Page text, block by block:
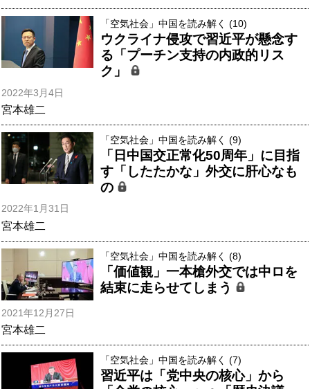
「空気社会」中国を読み解く (10)
ウクライナ侵攻で習近平が懸念す
る「プーチン支持の内政的リス
ク」
2022年3月4日
宮本雄二
「空気社会」中国を読み解く (9)
「日中国交正常化50周年」に目指
す「したたかな」外交に肝心なも
の
2022年1月31日
宮本雄二
「空気社会」中国を読み解く (8)
「価値観」一本槍外交では中ロを
結束に走らせてしまう
2021年12月27日
宮本雄二
「空気社会」中国を読み解く (7)
習近平は「党中央の核心」から